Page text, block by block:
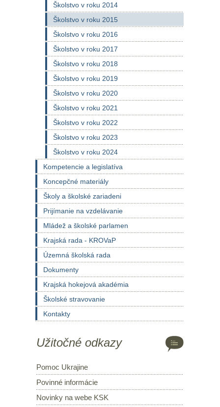
Školstvo v roku 2014
Školstvo v roku 2015
Školstvo v roku 2016
Školstvo v roku 2017
Školstvo v roku 2018
Školstvo v roku 2019
Školstvo v roku 2020
Školstvo v roku 2021
Školstvo v roku 2022
Školstvo v roku 2023
Školstvo v roku 2024
Kompetencie a legislatíva
Koncepčné materiály
Školy a školské zariadeni
Prijímanie na vzdelávanie
Mládež a školské parlamen
Krajská rada - KROVaP
Územná školská rada
Dokumenty
Krajská hokejová akadémia
Školské stravovanie
Kontakty
Užitočné odkazy
Pomoc Ukrajine
Povinné informácie
Novinky na webe KSK